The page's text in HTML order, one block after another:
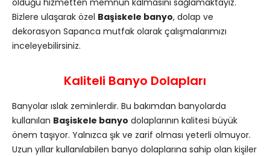
Bizlere ulaşarak özel Başiskele banyo, dolap ve
dekorasyon Sapanca mutfak olarak çalışmalarımızı
inceleyebilirsiniz.
Kaliteli Banyo Dolapları
Banyolar ıslak zeminlerdir. Bu bakımdan banyolarda
kullanılan Başiskele banyo dolaplarının kalitesi büyük
önem taşıyor. Yalnızca şık ve zarif olması yeterli olmuyor.
Uzun yıllar kullanılabilen banyo dolaplarına sahip olan kişiler